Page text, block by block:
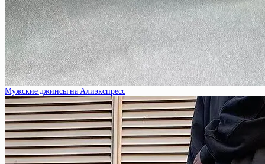
Мужские джинсы на Алиэкспресс